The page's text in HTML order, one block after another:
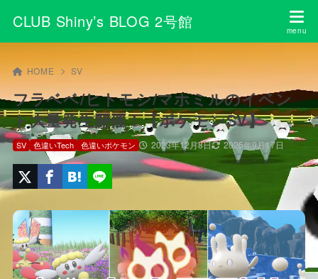
CLUB Shiny’s BLOG 2号館
HOME SV
フラベベ/ヒトモシ/マホミルのイベン
ト大量発生開催！【ポケモンSV】
2023年12月8日 2025年9月17日
SV 色違いTech 色違いポケモン